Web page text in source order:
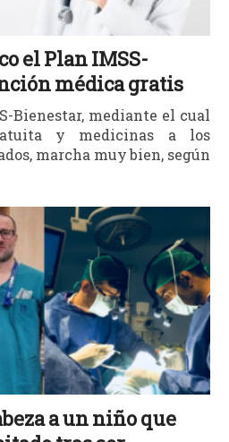
el Plan IMSS-
médica gratis
Bienestar, mediante el cual
y medicinas a los
marcha muy bien, según
a un niño que